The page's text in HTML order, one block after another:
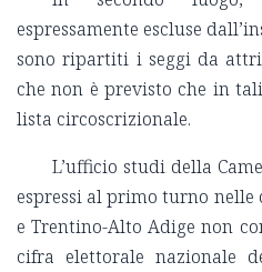
espressamente escluse
sono ripartiti i seggi da
che non è previsto che in
lista circoscrizionale.
L’ufficio studi della
espressi al primo turno nelle
e Trentino-Alto Adige non
cifra elettorale nazionale